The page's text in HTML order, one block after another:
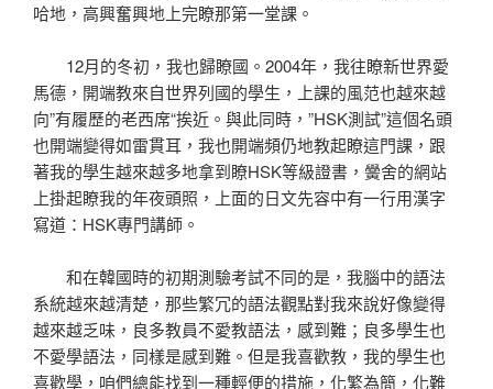
哈地，高興奮興地上完瞭那第一堂課。
12月的冬初，我也歸瞭國。2004年，我往瞭新世界愛
馬德，開端教來自世界列國的學生，上課的風范也越來越
向”有履歷的老西席“挨近。與此同時，”HSK測試”這個名頭
也開端變得如雷貫耳，我也開端頻仍地教起瞭這門課，跟
著我的學生越來越多地拿到瞭HSK等級證書，黌舍的網站
上掛起瞭我的年夜頭照，上面的日文先容中有一行用漢字
寫道：HSK專門講師。
和在韓國時的初期測驗考試不同的是，我腦中的語法
系統越來越清楚，那些繁冗的語法觀點對我來說好像變得
越來越乏味，良多教員不愛教語法，感到難；良多學生也
不愛學語法，同樣是感到難。但是我喜歡教，我的學生也
喜歡學，咱們總能找到一種輕便的措施，化繁為簡，化難